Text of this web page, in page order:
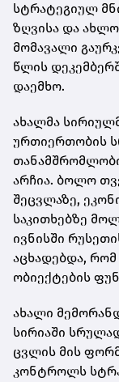
სტრატეგიულ
ზღვისა და
მომავალი
წლის
დაემხო.
ახალმა
ურთიერთობის
არჩია. ბოლო
შეცვლაზე,
საკითხებზე
ივნისში
აცხადებდა,
ობიექტების
ახალი
სირიაში
ცვლის მის
კონტროლს